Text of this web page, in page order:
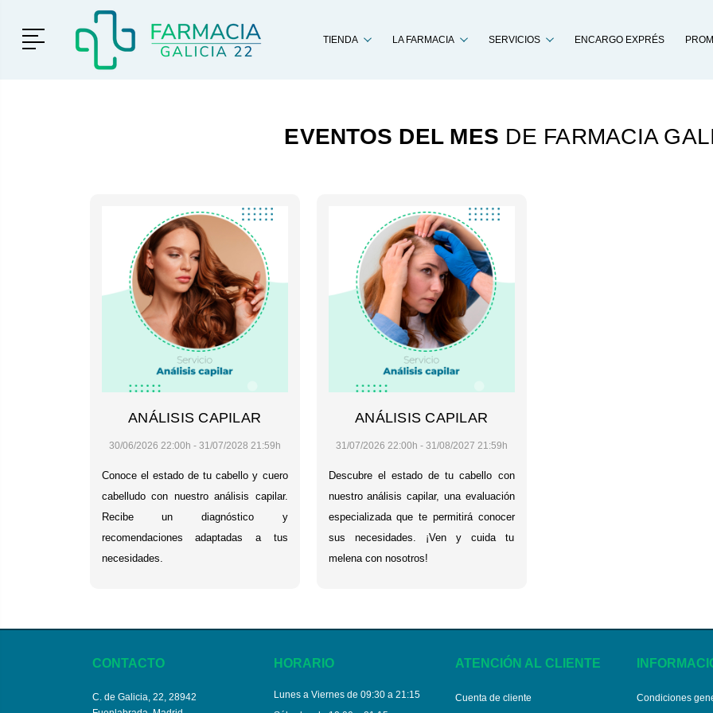
Menú TIENDA LA FARMACIA SERVICIOS ENCARGO EXPRÉS
EVENTOS DEL MES DE FARMACIA
ANÁLISIS CAPILAR
30/06/2026 22:00h - 31/07/2028 21:59h
Conoce el estado de tu cabello y cuero
cabelludo con nuestro análisis capilar.
Recibe un diagnóstico y
recomendaciones adaptadas a tus
necesidades.
ANÁLISIS CAPILAR
31/07/2026 22:00h - 31/08/2027 21:59h
Descubre el estado de tu cabello con
nuestro análisis capilar, una evaluación
especializada que te permitirá conocer
sus necesidades. ¡Ven y cuida tu
melena con nosotros!
CONTACTO
C. de Galicia, 22, 28942
HORARIO
Lunes a Viernes de 09:30 a 21:15
ATENCIÓN AL CLIENTE
Cuenta de cliente Condiciones